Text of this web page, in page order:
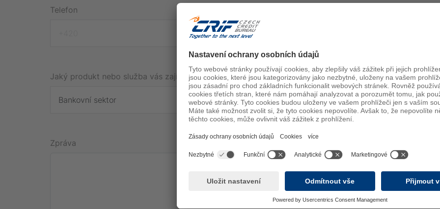
Telefon
Jaký produkt nebo služba vás zajímá?
Zpráva